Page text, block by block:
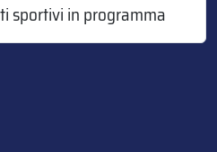
sportivi in programma